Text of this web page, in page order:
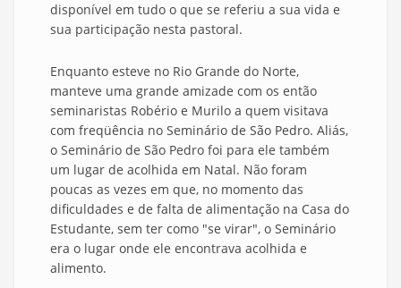
disponível em tudo o que se referiu a sua vida e
sua participação nesta pastoral.
Enquanto esteve no Rio Grande do Norte,
manteve uma grande amizade com os então
seminaristas Robério e Murilo a quem visitava
com freqüência no Seminário de São Pedro. Aliás,
o Seminário de São Pedro foi para ele também
um lugar de acolhida em Natal. Não foram
poucas as vezes em que, no momento das
dificuldades e de falta de alimentação na Casa do
Estudante, sem ter como "se virar", o Seminário
era o lugar onde ele encontrava acolhida e
alimento.